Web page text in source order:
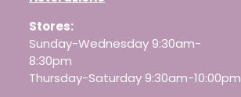
Stores:
Sunday-Wednesday 9:30am-
8:30pm
Thursday-Saturday 9:30am-10:00pm